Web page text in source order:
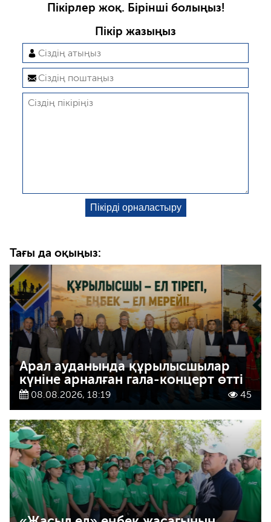
Пікірлер жоқ. Бірінші болыңыз!
Пікір жазыңыз
Тағы да оқыңыз:
Арал ауданында құрылысшылар
күніне арналған гала-концерт өтті
08.08.2026, 18:19 45